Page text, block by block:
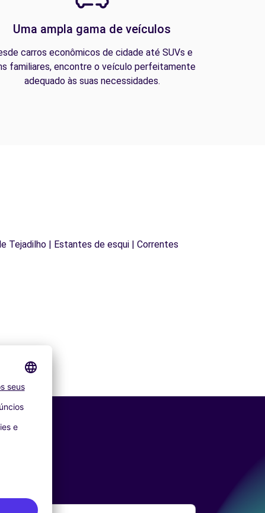
Uma ampla gama de veículos
carros econômicos de cidade até SUVs e
familiares, encontre o veículo perfeitamente
adequado às suas necessidades.
Tejadilho | Estantes de esqui | Correntes